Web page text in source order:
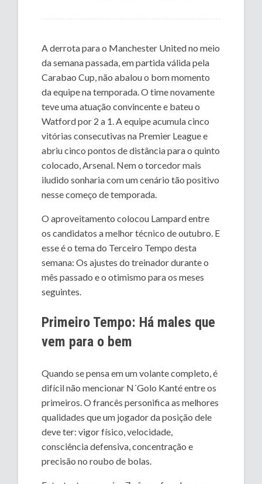
A derrota para o Manchester United no meio
da semana passada, em partida válida pela
Carabao Cup, não abalou o bom momento
da equipe na temporada. O time novamente
teve uma atuação convincente e bateu o
Watford por 2 a 1. A equipe acumula cinco
vitórias consecutivas na Premier League e
abriu cinco pontos de distância para o quinto
colocado, Arsenal. Nem o torcedor mais
iludido sonharia com um cenário tão positivo
nesse começo de temporada.
O aproveitamento colocou Lampard entre
os candidatos a melhor técnico de outubro. E
esse é o tema do Terceiro Tempo desta
semana: Os ajustes do treinador durante o
mês passado e o otimismo para os meses
seguintes.
Primeiro Tempo: Há males que
vem para o bem
Quando se pensa em um volante completo, é
difícil não mencionar N´Golo Kanté entre os
primeiros. O francês personifica as melhores
qualidades que um jogador da posição dele
deve ter: vigor físico, velocidade,
consciência defensiva, concentração e
precisão no roubo de bolas.